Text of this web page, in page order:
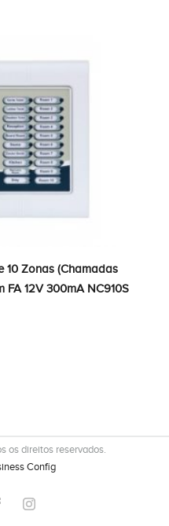
Zonas (Chamadas
FA 12V 300mA NC910S
os direitos reservados.
Config